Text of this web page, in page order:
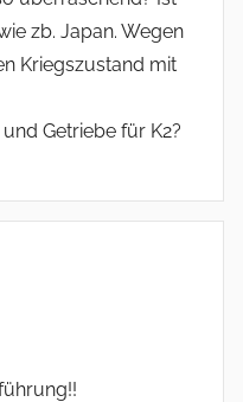
zb. Japan. Wegen
Kriegszustand mit
Getriebe für K2?